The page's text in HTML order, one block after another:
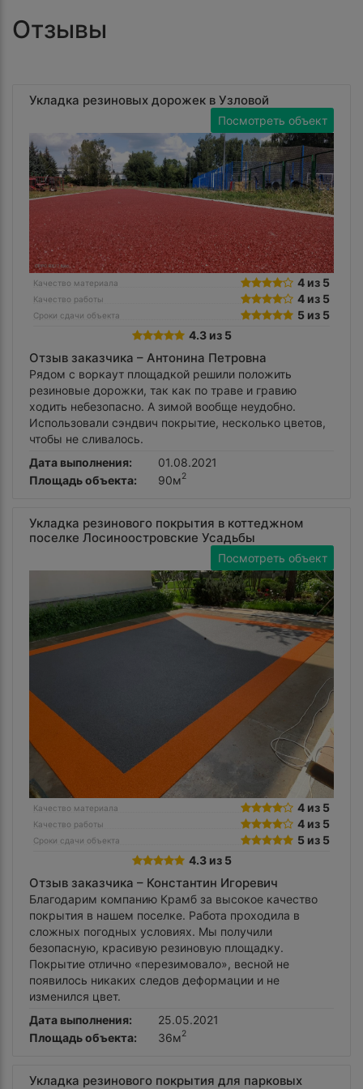
Отзывы
Укладка резиновых дорожек в Узловой
Посмотреть объект
Качество материала 4 из 5
Качество работы 4 из 5
Сроки сдачи объекта
5 из 5
4.3 из 5
Отзыв заказчика – Антонина Петровна
Рядом с воркаут площадкой решили положить
резиновые дорожки, так как по траве и гравию
ходить небезопасно. А зимой вообще неудобно.
Использовали сэндвич покрытие, несколько цветов,
чтобы не сливалось.
Дата выполнения:
01.08.2021
Площадь объекта:
90м2
Укладка резинового покрытия в коттеджном
поселке Лосиноостровские Усадьбы
Посмотреть объект
Качество материала 4 из 5
Качество работы 4 из 5
Сроки сдачи объекта
5 из 5
4.3 из 5
Отзыв заказчика – Константин Игоревич
Благодарим компанию Крамб за высокое качество
покрытия в нашем поселке. Работа проходила в
сложных погодных условиях. Мы получили
безопасную, красивую резиновую площадку.
Покрытие отлично «перезимовало», весной не
появилось никаких следов деформации и не
изменился цвет.
Дата выполнения:
25.05.2021
Площадь объекта:
36м2
Укладка резинового покрытия для парковых